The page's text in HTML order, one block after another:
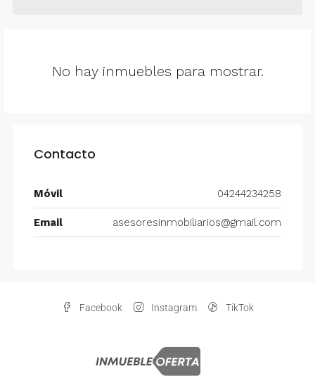
No hay inmuebles para mostrar.
Contacto
Móvil 04244234258
Email asesoresinmobiliarios@gmail.com
Facebook Instagram TikTok